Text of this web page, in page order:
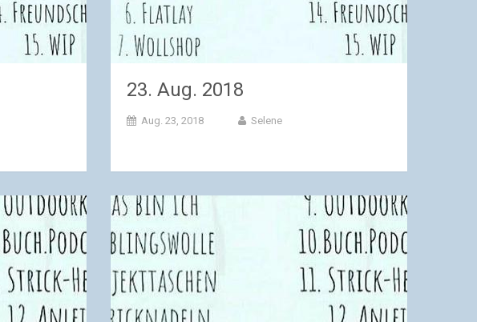
23. Aug. 2018
Aug. 23, 2018 Selene